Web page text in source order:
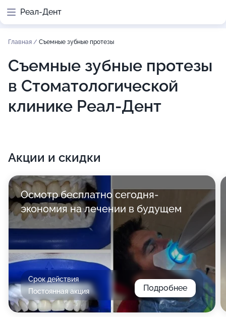
Реал-Дент
Главная / Съемные зубные протезы
Съемные зубные протезы
в Стоматологической
клинике Реал-Дент
Акции и скидки
Осмотр бесплатно сегодня-
экономия на лечении в будущем
Срок действия
Постоянная акция
Подробнее